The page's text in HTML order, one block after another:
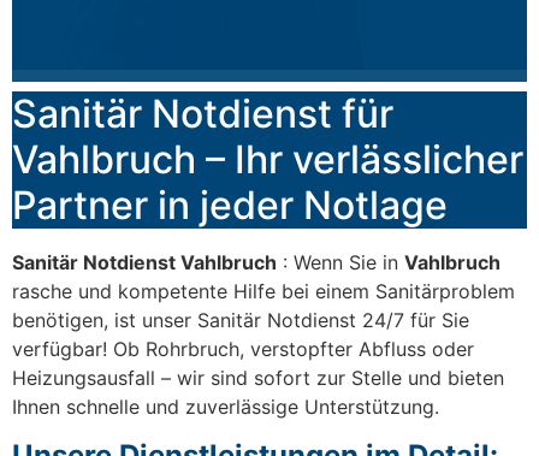
Sanitär Notdienst für
Vahlbruch – Ihr verlässlicher
Partner in jeder Notlage
Sanitär Notdienst Vahlbruch : Wenn Sie in Vahlbruch
rasche und kompetente Hilfe bei einem Sanitärproblem
benötigen, ist unser Sanitär Notdienst 24/7 für Sie
verfügbar! Ob Rohrbruch, verstopfter Abfluss oder
Heizungsausfall – wir sind sofort zur Stelle und bieten
Ihnen schnelle und zuverlässige Unterstützung.